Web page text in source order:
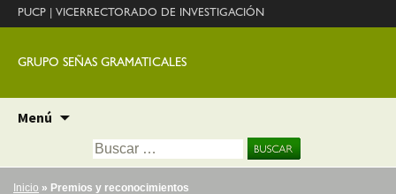
PUCP VICERRECTORADO DE INVESTIGACIÓN
GRUPO SEÑAS GRAMATICALES
Menú
contenido
Buscar:
Inicio » Premios y reconocimientos